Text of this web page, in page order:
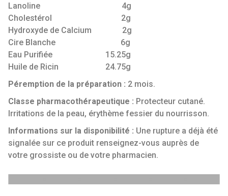
Lanoline 4g
Cholestérol 2g
Hydroxyde de Calcium 2g
Cire Blanche 6g
Eau Purifiée 15.25g
Huile de Ricin 24.75g
Péremption de la préparation : 2 mois.
Classe pharmacothérapeutique : Protecteur cutané.
Irritations de la peau, érythème fessier du nourrisson.
Informations sur la disponibilité : Une rupture a déjà été
signalée sur ce produit renseignez-vous auprès de
votre grossiste ou de votre pharmacien.